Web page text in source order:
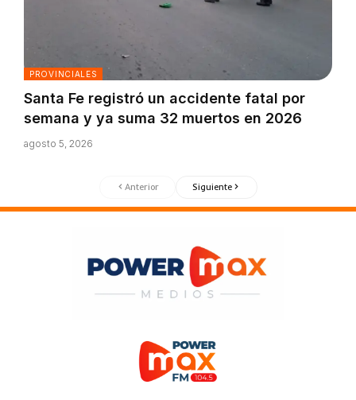
PROVINCIALES
Santa Fe registró un accidente fatal por
semana y ya suma 32 muertos en 2026
agosto 5, 2026
Anterior Siguiente